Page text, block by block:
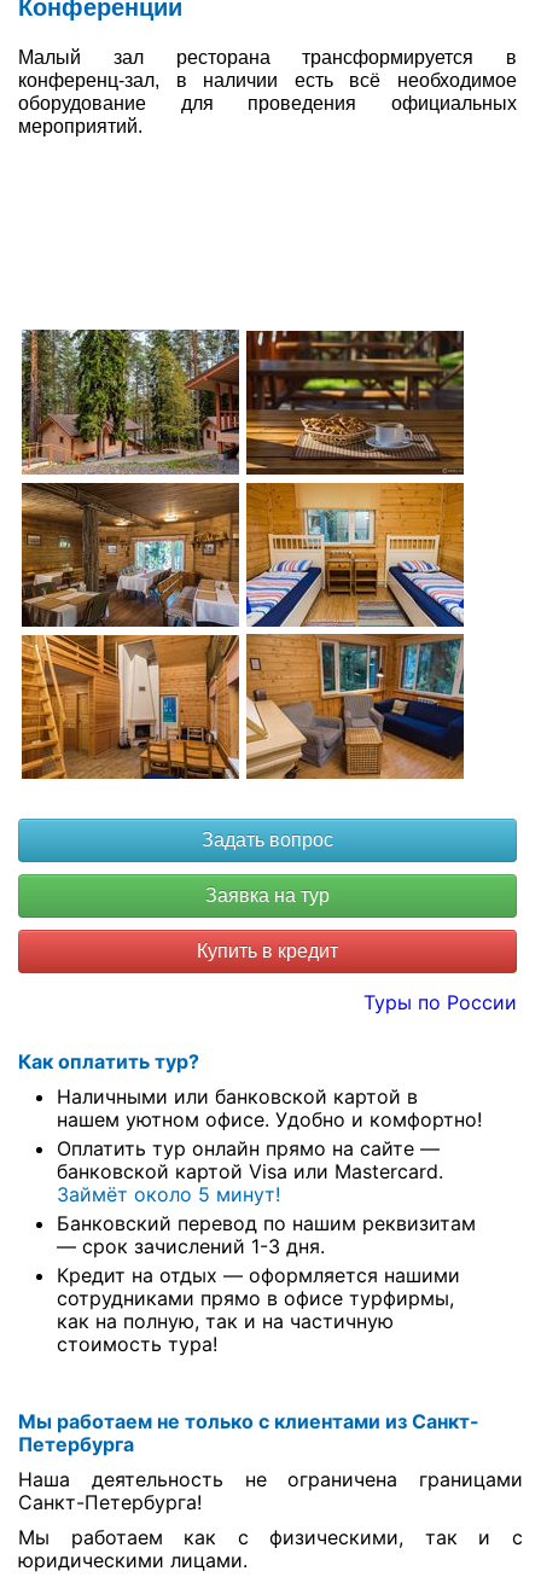
Конференции
Малый зал ресторана трансформируется в
конференц-зал, в наличии есть всё необходимое
оборудование для проведения официальных
мероприятий.
Купить в кредит
Туры по России
Как оплатить тур?
Наличными или банковской картой в
нашем уютном офисе. Удобно и комфортно!
Оплатить тур онлайн прямо на сайте —
банковской картой Visa или Mastercard.
Займёт около 5 минут!
Банковский перевод по нашим реквизитам
— срок зачислений 1-3 дня.
Кредит на отдых — оформляется нашими
сотрудниками прямо в офисе турфирмы,
как на полную, так и на частичную
стоимость тура!
Мы работаем не только с клиентами из Санкт-
Петербурга
Наша деятельность не ограничена границами
Санкт-Петербурга!
Мы работаем как с физическими, так и с
юридическими лицами.